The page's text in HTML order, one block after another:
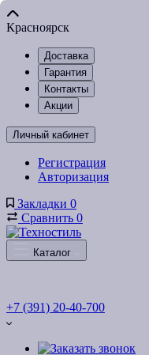
Красноярск
Доставка
Гарантия
Контакты
Акции
Личный кабинет
Регистрация
Авторизация
Закладки 0
Сравнить 0
Каталог
+7 (391) 20-40-700